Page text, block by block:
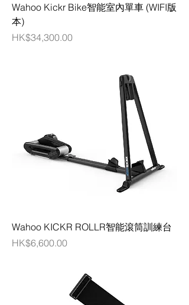
Wahoo Kickr Bike智能室內單車 (WIFI版
本)
價格
HK$34,300.00
Wahoo KICKR ROLLR智能滾筒訓練台
價格
HK$6,600.00